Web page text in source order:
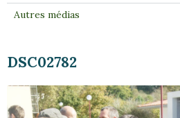
DSC02782
Autres médias